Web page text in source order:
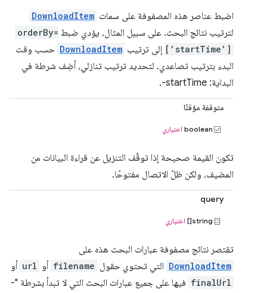
اضبط عناصر هذه المصفوفة على سمات DownloadItem
لترتيب نتائج البحث. على سبيل المثال، يؤدي ضبط orderBy=
['startTime'] إلى ترتيب DownloadItem حسب وقت
البدء بترتيب تصاعدي. لتحديد ترتيب تنازلي، أضِف شرطة في
البداية: ‎-startTime.
متوقفة مؤقتًا
boolean اختياري
تكون القيمة صحيحة إذا توقّف التنزيل عن قراءة البيانات من
المضيف، ولكن ظلّ الاتصال مفتوحًا.
query
string[] اختياري
تقتصر نتائج مصفوفة عبارات البحث هذه على
DownloadItem التي تحتوي حقول filename أو url أو
finalUrl فيها على جميع عبارات البحث التي لا تبدأ بشرطة "-